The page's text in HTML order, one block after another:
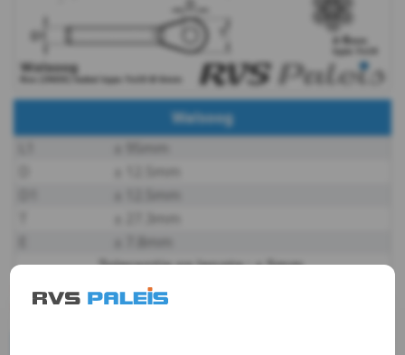
&
Borgingen
Keilankers
&
Pluggen
Metaalbewerking
Bits
Walsoog
Tolerantie op lengte : ± 5mm.
STAP 3 van 3.
Vul de juiste lengte in en klik op bereken prijs.